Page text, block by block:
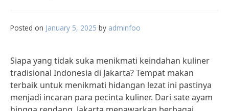
Posted on January 5, 2025 by adminfoo
Siapa yang tidak suka menikmati keindahan kuliner
tradisional Indonesia di Jakarta? Tempat makan
terbaik untuk menikmati hidangan lezat ini pastinya
menjadi incaran para pecinta kuliner. Dari sate ayam